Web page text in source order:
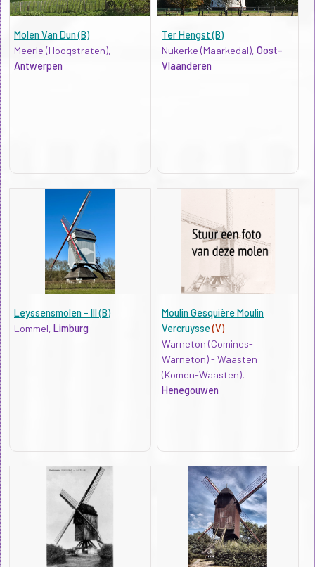
Molen Van Dun (B)
Meerle (Hoogstraten),
Antwerpen
Ter Hengst (B)
Nukerke (Maarkedal),Oost-
Vlaanderen
Leyssensmolen - III (B)
Lommel, Limburg
Moulin Gesquière Moulin
Vercruysse(V)
Warneton (Comines-
Warneton) - Waasten
(Komen-Waasten),
Henegouwen